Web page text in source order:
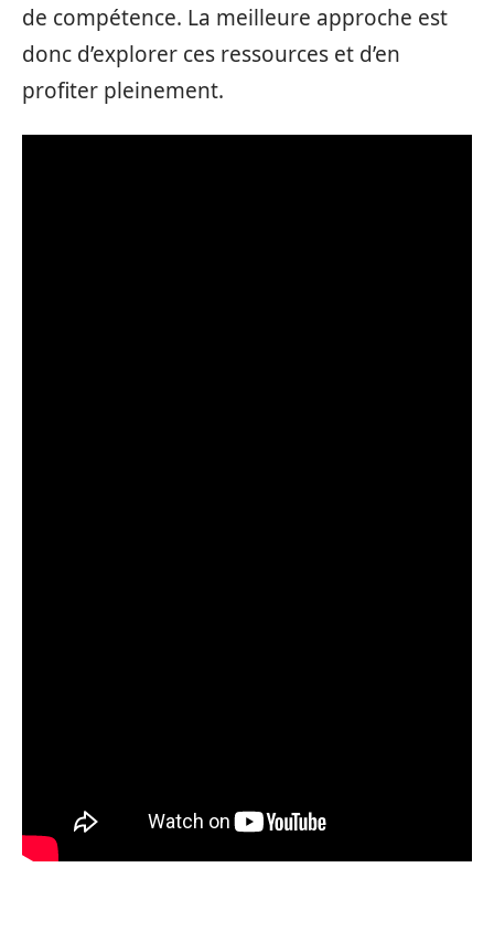
de compétence. La meilleure approche est
donc d’explorer ces ressources et d’en
profiter pleinement.